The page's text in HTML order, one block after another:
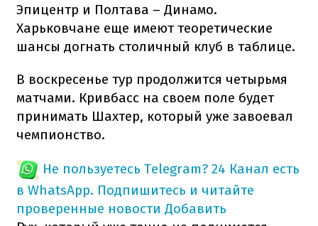
Эпицентр и Полтава – Динамо.
Харьковчане еще имеют теоретические
шансы догнать столичный клуб в таблице.
В воскресенье тур продолжится четырьмя
матчами. Кривбасс на своем поле будет
принимать Шахтер, который уже завоевал
чемпионство.
Не пользуетесь Telegram? 24 Канал есть
в WhatsApp. Подпишитесь и читайте
проверенные новости Добавить